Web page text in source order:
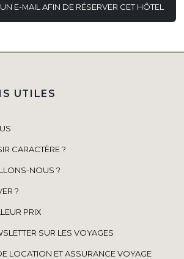
E-MAIL AFIN DE RÉSERVER CET HÔTEL
UTILES
CARACTÈRE ?
NOUS ?
?
PRIX
SUR LES VOYAGES
LOCATION ET ASSURANCE VOYAGE